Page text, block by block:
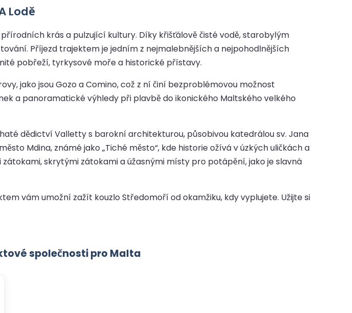
Lodě
krás a pulzující kultury. Díky křišťálově čisté vodě, starobylým
Příjezd trajektem je jedním z nejmalebnějších a nejpohodlnějších
pobřeží, tyrkysové moře a historické přístavy.
jako jsou Gozo a Comino, což z ní činí bezproblémovou možnost
a panoramatické výhledy při plavbě do ikonického Maltského velkého
dědictví Valletty s barokní architekturou, působivou katedrálou sv. Jana
Mdina, známé jako „Tiché město“, kde historie ožívá v úzkých uličkách a
skrytými zátokami a úžasnými místy pro potápění, jako je slavná
vám umožní zažít kouzlo Středomoří od okamžiku, kdy vyplujete. Užijte si
společnosti pro Malta